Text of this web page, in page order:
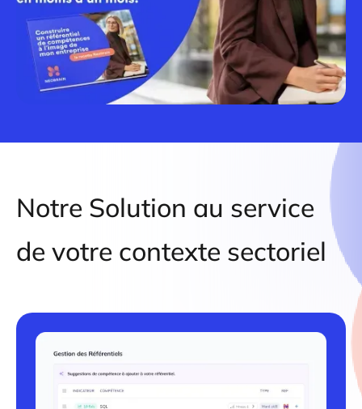
Notre Solution au service
de votre contexte sectoriel